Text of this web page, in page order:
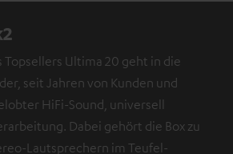
Topsellers Ultima 20 geht in die
seit Jahren von Kunden und
HiFi-Sound, universell
Dabei gehört die Box zu
Lautsprechern im Teufel-